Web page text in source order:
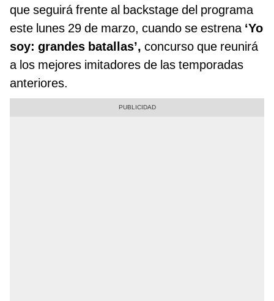
que seguirá frente al backstage del programa
este lunes 29 de marzo, cuando se estrena ‘Yo
soy: grandes batallas’, concurso que reunirá
a los mejores imitadores de las temporadas
anteriores.